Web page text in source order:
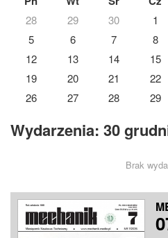
28 29 30 1
5
6 7 8
12
13 14 15
19
20 21 22
26
27 28 29
Wydarzenia: 30
Brak